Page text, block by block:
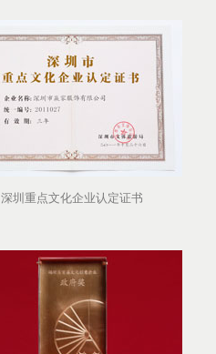
深圳重点文化企业认定证书